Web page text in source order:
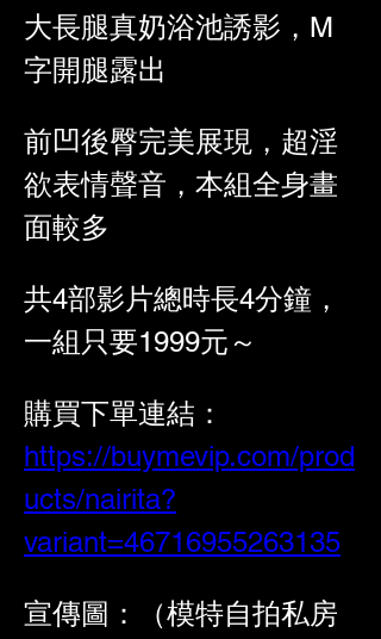
大長腿真奶浴池誘影，M
字開腿露出
前凹後臀完美展現， 超淫
欲表情聲音，本組全身畫
面較多
共4部影片總時長4分鐘，
一組只要1999元～
購買下單連結：
https://buymevip.com/prod
ucts/nairita?
variant=46716955263135
宣傳圖：（模特自拍私房